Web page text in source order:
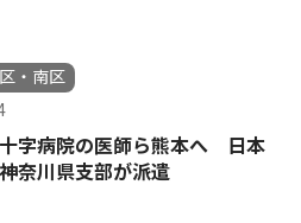
・南区
字病院の医師ら熊本へ 日本
奈川県支部が派遣